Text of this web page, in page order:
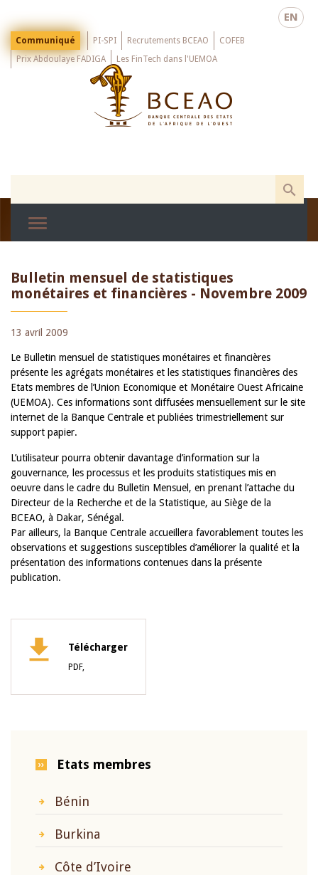
main
EN
Menu
Top
Communiqué PI-SPI Recrutements BCEAO
COFEB
Prix Abdoulaye FADIGA
Les FinTech dans l'UEMOA
Bulletin mensuel de statistiques
monétaires et financières - Novembre 2009
13 avril 2009
Le Bulletin mensuel de statistiques monétaires et financières
présente les agrégats monétaires et les statistiques financières des
Etats membres de l’Union Economique et Monétaire Ouest Africaine
(UEMOA). Ces informations sont diffusées mensuellement sur le site
internet de la Banque Centrale et publiées trimestriellement sur
support papier.
L’utilisateur pourra obtenir davantage d’information sur la
gouvernance, les processus et les produits statistiques mis en
oeuvre dans le cadre du Bulletin Mensuel, en prenant l’attache du
Directeur de la Recherche et de la Statistique, au Siège de la
BCEAO, à Dakar, Sénégal.
Par ailleurs, la Banque Centrale accueillera favorablement toutes les
observations et suggestions susceptibles d’améliorer la qualité et la
présentation des informations contenues dans la présente
publication.
Télécharger
PDF,
Etats membres
Bénin
Burkina
Côte d’Ivoire